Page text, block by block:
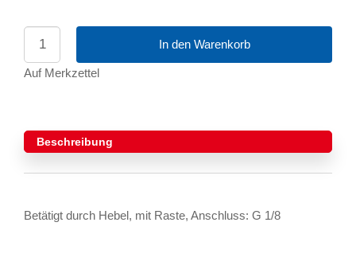
In den Warenkorb
Auf Merkzettel
Beschreibung
Betätigt durch Hebel, mit Raste, Anschluss: G 1/8